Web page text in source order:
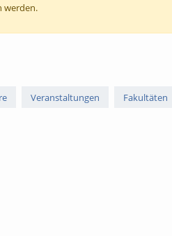
werden.
Veranstaltungen Fakultäten